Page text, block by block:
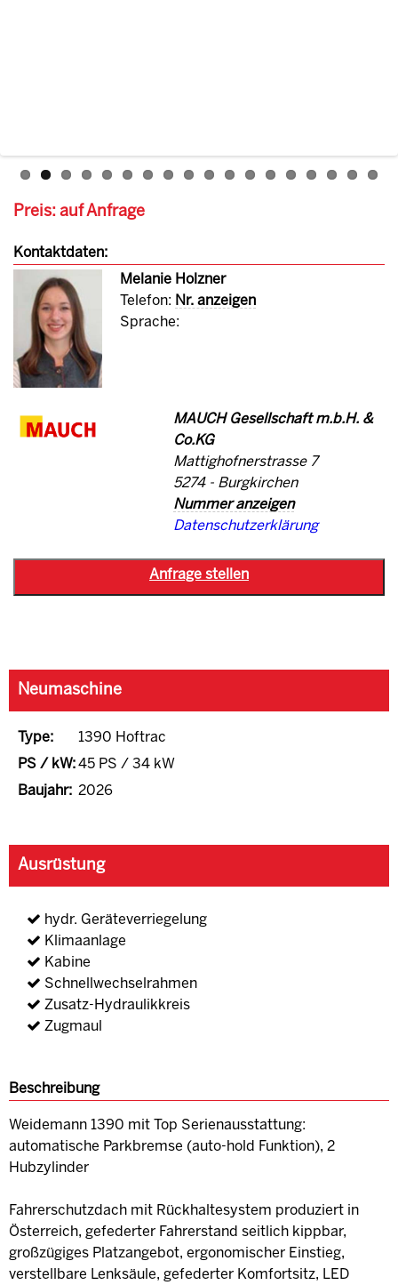
Preis: auf Anfrage
Kontaktdaten:
Melanie Holzner
Telefon: Nr. anzeigen
Sprache:
MAUCH Gesellschaft m.b.H. &
Co.KG
Mattighofnerstrasse 7
5274 - Burgkirchen
Nummer anzeigen
Datenschutzerklärung
Neumaschine
Type:
1390 Hoftrac
PS / kW: 45 PS / 34 kW
Baujahr: 2026
Ausrüstung
hydr. Geräteverriegelung
Klimaanlage
Kabine
Schnellwechselrahmen
Zusatz-Hydraulikkreis
Zugmaul
Beschreibung
Weidemann 1390 mit Top Serienausstattung:
automatische Parkbremse (auto-hold Funktion), 2
Hubzylinder
Fahrerschutzdach mit Rückhaltesystem produziert in
Österreich, gefederter Fahrerstand seitlich kippbar,
großzügiges Platzangebot, ergonomischer Einstieg,
verstellbare Lenksäule, gefederter Komfortsitz, LED